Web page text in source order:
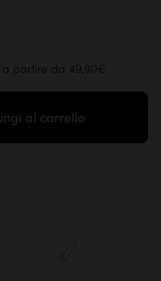
al carrello
a partire da 49,90€